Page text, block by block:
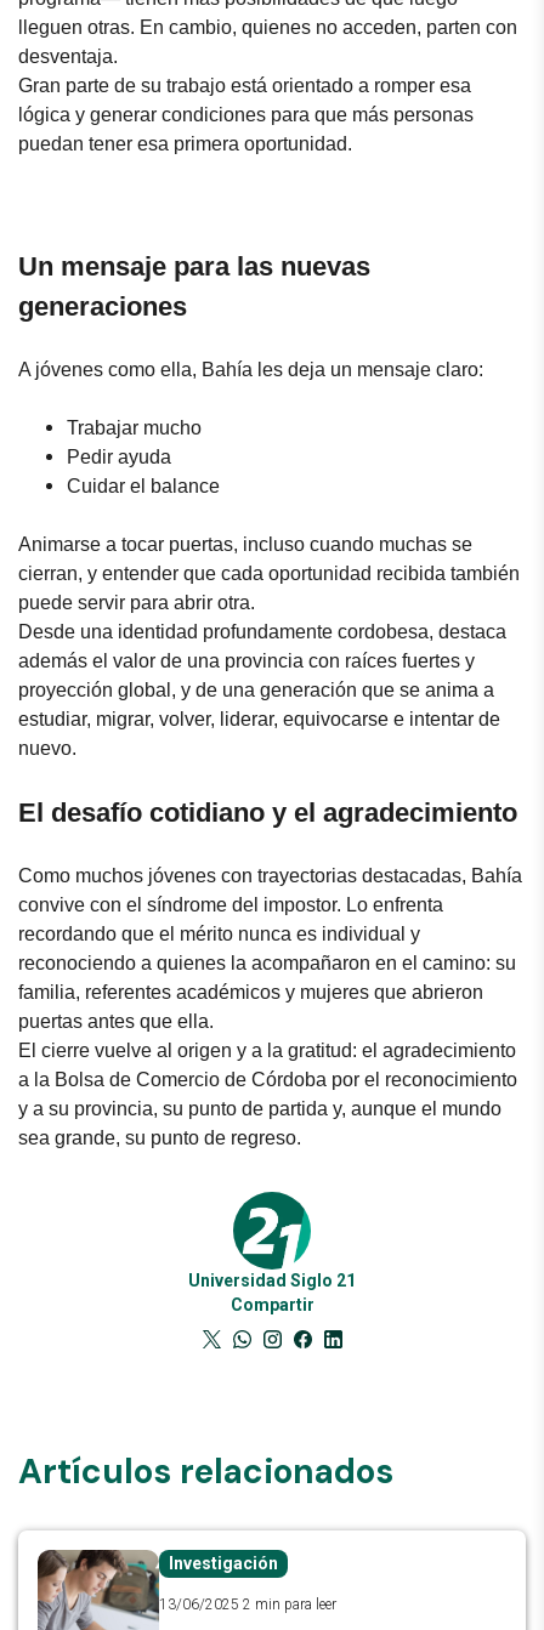
lleguen otras. En cambio, quienes no acceden, parten con
desventaja.
Gran parte de su trabajo está orientado a romper esa
lógica y generar condiciones para que más personas
puedan tener esa primera oportunidad.
Un mensaje para las nuevas
generaciones
A jóvenes como ella, Bahía les deja un mensaje claro:
Trabajar mucho
Pedir ayuda
Cuidar el balance
Animarse a tocar puertas, incluso cuando muchas se
cierran, y entender que cada oportunidad recibida también
puede servir para abrir otra.
Desde una identidad profundamente cordobesa, destaca
además el valor de una provincia con raíces fuertes y
proyección global, y de una generación que se anima a
estudiar, migrar, volver, liderar, equivocarse e intentar de
nuevo.
El desafío cotidiano y el agradecimiento
Como muchos jóvenes con trayectorias destacadas, Bahía
convive con el síndrome del impostor. Lo enfrenta
recordando que el mérito nunca es individual y
reconociendo a quienes la acompañaron en el camino: su
familia, referentes académicos y mujeres que abrieron
puertas antes que ella.
El cierre vuelve al origen y a la gratitud: el agradecimiento
a la Bolsa de Comercio de Córdoba por el reconocimiento
y a su provincia, su punto de partida y, aunque el mundo
sea grande, su punto de regreso.
Universidad Siglo 21
Compartir
Artículos relacionados
Investigación
13/06/2025 2 min para leer